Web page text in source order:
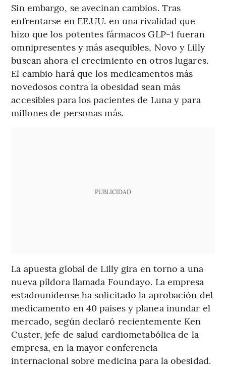
Sin embargo, se avecinan cambios. Tras
enfrentarse en EE.UU. en una rivalidad que
hizo que los potentes fármacos GLP-1 fueran
omnipresentes y más asequibles, Novo y Lilly
buscan ahora el crecimiento en otros lugares.
El cambio hará que los medicamentos más
novedosos contra la obesidad sean más
accesibles para los pacientes de Luna y para
millones de personas más.
PUBLICIDAD
La apuesta global de Lilly gira en torno a una
nueva píldora llamada Foundayo. La empresa
estadounidense ha solicitado la aprobación del
medicamento en 40 países y planea inundar el
mercado, según declaró recientemente Ken
Custer, jefe de salud cardiometabólica de la
empresa, en la mayor conferencia
internacional sobre medicina para la obesidad.